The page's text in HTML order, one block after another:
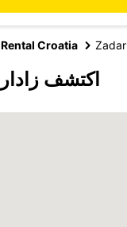
Croatia Zadar
اكتشف